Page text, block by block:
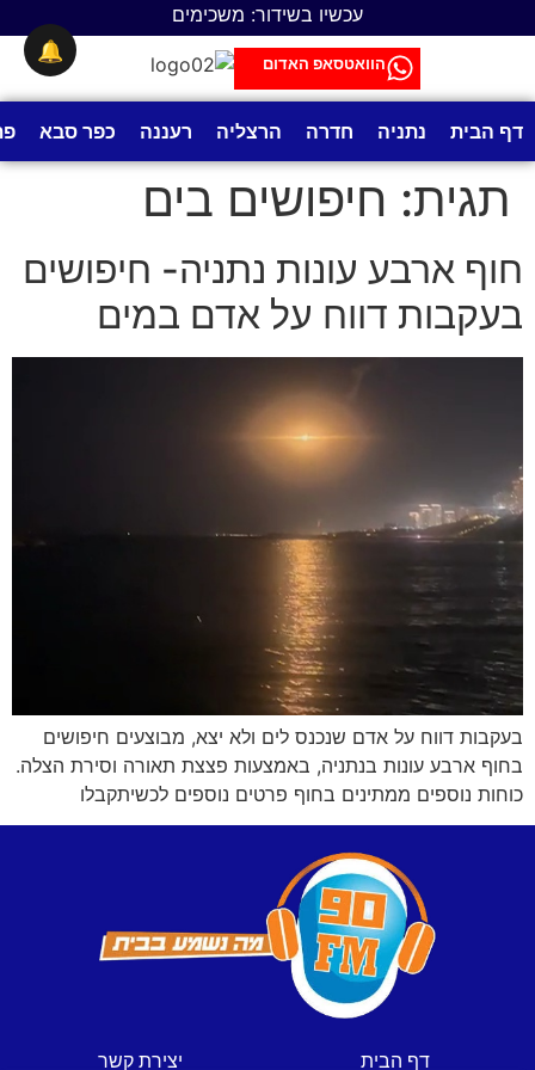
עכשיו בשידור: משכימים
הוואטסאפ האדום
דף הבית נתניה חדרה הרצליה רעננה כפר סבא
תגית: חיפושים בים
חוף ארבע עונות נתניה- חיפושים
בעקבות דווח על אדם במים
בעקבות דווח על אדם שנכנס לים ולא יצא, מבוצעים חיפושים
בחוף ארבע עונות בנתניה, באמצעות פצצת תאורה וסירת הצלה.
כוחות נוספים ממתינים בחוף פרטים נוספים לכשיתקבלו
דף הבית יצירת קשר
🔔